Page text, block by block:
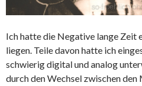
Ich hatte die Negative lange Zeit
liegen. Teile davon hatte ich
schwierig digital und analog
durch den Wechsel zwischen